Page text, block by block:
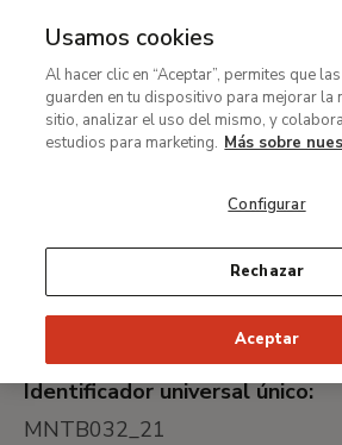
MENÚ
contenido
principal
Contratación del
de Gestión
Archivo
Gestión de
autor y
diferentes áreas
Identificador universal único:
MNTB032_21
Usamos cookies
Al hacer clic en “Aceptar”, permites que
guarden en tu dispositivo para mejorar la
sitio, analizar el uso del mismo, y
estudios para marketing. Más sobre
Configurar
Rechazar
Aceptar